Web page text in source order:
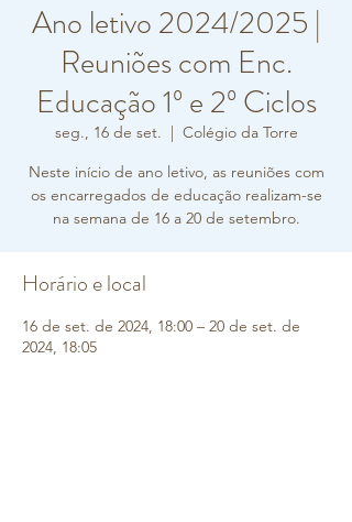
Ano letivo 2024/2025 |
Reuniões com Enc.
Educação 1º e 2º Ciclos
seg., 16 de set.
  |
Colégio da Torre
Neste início de ano letivo, as reuniões com
os encarregados de educação realizam-se
na semana de 16 a 20 de setembro.
Horário e local
16 de set. de 2024, 18:00 – 20 de set. de
2024, 18:05